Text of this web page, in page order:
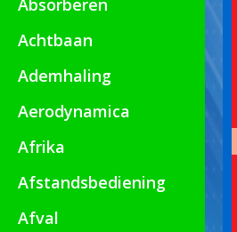
Absorberen
Achtbaan
Ademhaling
Aerodynamica
Afrika
Afstandsbediening
Afval